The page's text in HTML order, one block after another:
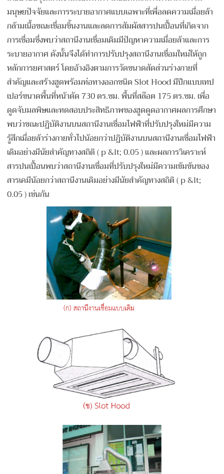
มนุษยปัจจัยและการระบายอากาศแบบเฉพาะที่เพื่อลดความเมื่อยล้า
กล้ามเนื้อขณะเชื่อมชิ้นงานและลดการสัมผัสสารปนเปื้อนที่เกิดจาก
การเชื่อมซึ่งพบว่าสถานีงานเชื่อมเดิมมีปัญหาความเมื่อยล้าและการ
ระบายอากาศ ดังนั้นจึงได้ทำการปรับปรุงสถานีงานเชื่อมใหม่ให้ถูก
หลักการยศาสตร์ โดยอ้างอิงตามการวัดขนาดสัดส่วนร่างกายที่
สำคัญและสร้างฮูดพร้อมท่อทางออกชนิด Slot Hood มีปีกแบบเทป
เปอร์ขนาดพื้นที่หน้าตัด 730 ตร.ซม. พื้นที่สล๊อต 175 ตร.ซม. เพื่อ
ดูดจับมลพิษและทดสอบประสิทธิภาพของฮูดดูดอากาศผลการศึกษา
พบว่าขณะปฏิบัติงานบนสถานีงานเชื่อมไฟฟ้าที่ปรับปรุงใหม่มีความ
รู้สึกเมื่อยล้าร่างกายทั่วไปน้อยกว่าปฏิบัติงานบนสถานีงานเชื่อมไฟฟ้า
เดิมอย่างมีนัยสำคัญทางสถิติ ( p &lt; 0.05 ) และผลการวิเคราะห์
สารปนเปื้อนพบว่าสถานีงานเชื่อมที่ปรับปรุงใหม่มีความเข้มข้นของ
สารเคมีน้อยกว่าสถานีงานเดิมอย่างมีนัยสำคัญทางสถิติ ( p &lt;
0.05 ) เช่นกัน